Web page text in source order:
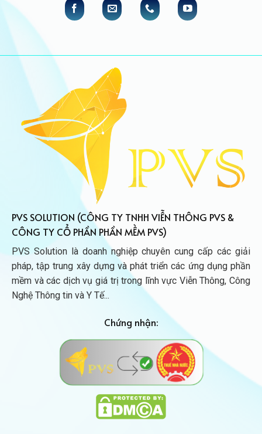
PVS SOLUTION (CÔNG TY TNHH VIỄN THÔNG PVS &
CÔNG TY CỔ PHẦN PHẦN MỀM PVS)
PVS Solution là doanh nghiệp chuyên cung cấp các giải
pháp, tập trung xây dựng và phát triển các ứng dụng phần
mềm và các dịch vụ giá trị trong lĩnh vực Viễn Thông, Công
Nghệ Thông tin và Y Tế...
Chứng nhận: